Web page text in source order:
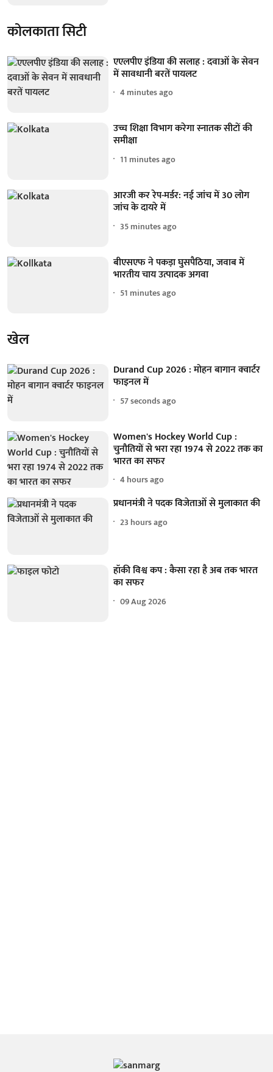
कोलकाता सिटी
एएलपीए इंडिया की सलाह : दवाओं के सेवन
में सावधानी बरतें पायलट
4 minutes ago
उच्च शिक्षा विभाग करेगा स्नातक सीटों की
समीक्षा
11 minutes ago
आरजी कर रेप-मर्डर: नई जांच में 30 लोग
जांच के दायरे में
35 minutes ago
बीएसएफ ने पकड़ा घुसपैठिया, जवाब में
भारतीय चाय उत्पादक अगवा
51 minutes ago
खेल
Durand Cup 2026 : मोहन बागान क्वार्टर
फाइनल में
58 seconds ago
Women's Hockey World Cup :
चुनौतियों से भरा रहा 1974 से 2022 तक का
भारत का सफर
4 hours ago
प्रधानमंत्री ने पदक विजेताओं से मुलाकात की
23 hours ago
हॉकी विश्व कप : कैसा रहा है अब तक भारत
का सफर
09 Aug 2026